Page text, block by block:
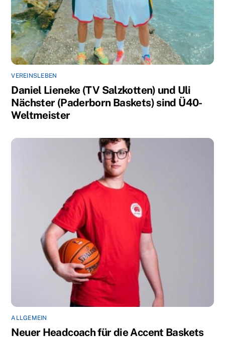
VEREINSLEBEN
Daniel Lieneke (TV Salzkotten) und Uli
Nächster (Paderborn Baskets) sind Ü40-
Weltmeister
ALLGEMEIN
Neuer Headcoach für die Accent Baskets